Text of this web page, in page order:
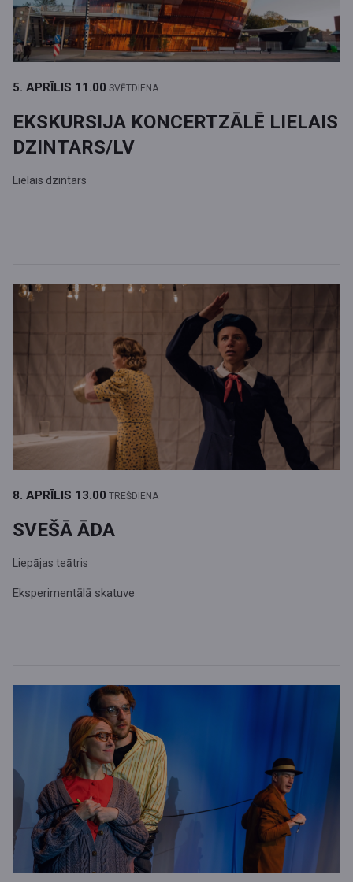
5. APRĪLIS 11.00 SVĒTDIENA
EKSKURSIJA KONCERTZĀLĒ LIELAIS
DZINTARS/LV
Lielais dzintars
8. APRĪLIS 13.00 TREŠDIENA
SVEŠĀ ĀDA
Liepājas teātris
Eksperimentālā skatuve